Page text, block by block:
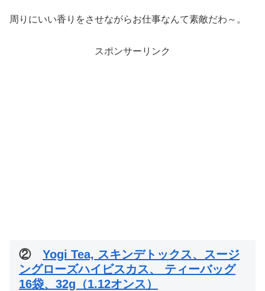
周りにいい香りをさせながらお仕事なんて素敵だわ～。
スポンサーリンク
② Yogi Tea, スキンデトックス、スージ
ングローズハイビスカス、 ティーバッグ
16袋、32g（1.12オンス）